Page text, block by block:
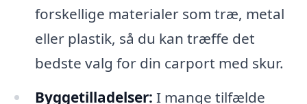
forskellige materialer som træ, metal
eller plastik, så du kan træffe det
bedste valg for din carport med skur.
Byggetilladelser: I mange tilfælde